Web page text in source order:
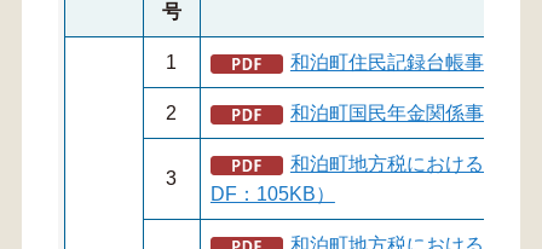
号
1 和泊町住民記録台帳事務基
2 和泊町国民年金関係事務基
3
和泊町地方税における個人
DF：105KB）
和泊町地方税における固定